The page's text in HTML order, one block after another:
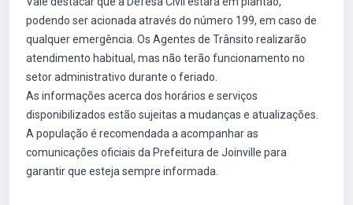
podendo ser acionada através do número 199, em caso de
qualquer emergência. Os Agentes de Trânsito realizarão
atendimento habitual, mas não terão funcionamento no
setor administrativo durante o feriado.
As informações acerca dos horários e serviços
disponibilizados estão sujeitas a mudanças e atualizações.
A população é recomendada a acompanhar as
comunicações oficiais da Prefeitura de Joinville para
garantir que esteja sempre informada.